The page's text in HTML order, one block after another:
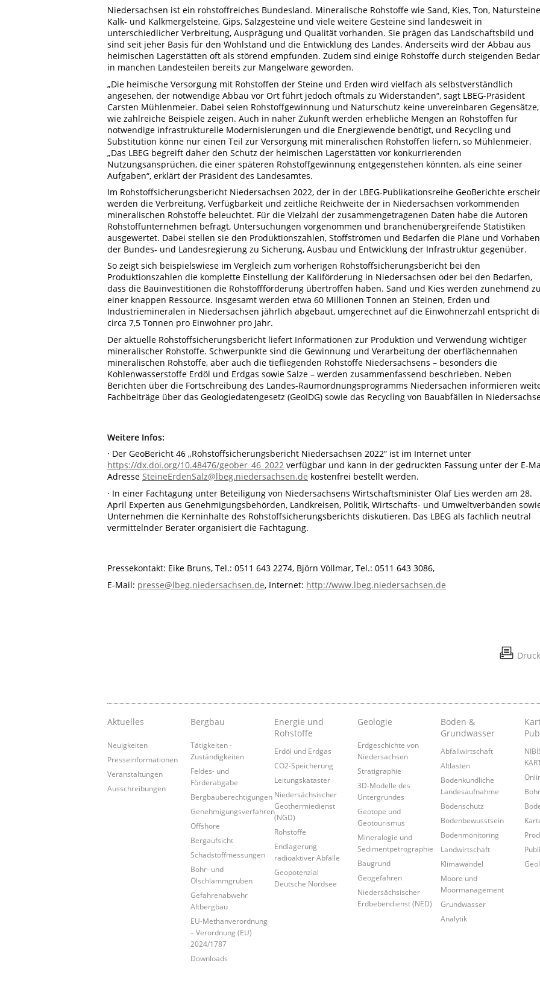
Niedersachsen ist ein rohstoffreiches Bundesland. Mineralische Rohstoffe wie Sand, Kies, Ton,
Kalk- und Kalkmergelsteine, Gips, Salzgesteine und viele weitere Gesteine sind landesweit in
unterschiedlicher Verbreitung, Ausprägung und Qualität vorhanden. Sie prägen das Landschaftsbild und
sind seit jeher Basis für den Wohlstand und die Entwicklung des Landes. Anderseits wird der Abbau aus
heimischen Lagerstätten oft als störend empfunden. Zudem sind einige Rohstoffe durch steigenden
in manchen Landesteilen bereits zur Mangelware geworden.
„Die heimische Versorgung mit Rohstoffen der Steine und Erden wird vielfach als selbstverständlich
angesehen, der notwendige Abbau vor Ort führt jedoch oftmals zu Widerständen“, sagt LBEG-Präsident
Carsten Mühlenmeier. Dabei seien Rohstoffgewinnung und Naturschutz keine unvereinbaren Gegensätze,
wie zahlreiche Beispiele zeigen. Auch in naher Zukunft werden erhebliche Mengen an Rohstoffen für
notwendige infrastrukturelle Modernisierungen und die Energiewende benötigt, und Recycling und
Substitution könne nur einen Teil zur Versorgung mit mineralischen Rohstoffen liefern, so Mühlenmeier.
„Das LBEG begreift daher den Schutz der heimischen Lagerstätten vor konkurrierenden
Nutzungsansprüchen, die einer späteren Rohstoffgewinnung entgegenstehen könnten, als eine seiner
Aufgaben“, erklärt der Präsident des Landesamtes.
Im Rohstoffsicherungsbericht Niedersachsen 2022, der in der LBEG-Publikationsreihe GeoBerichte
werden die Verbreitung, Verfügbarkeit und zeitliche Reichweite der in Niedersachsen vorkommenden
mineralischen Rohstoffe beleuchtet. Für die Vielzahl der zusammengetragenen Daten habe die Autoren
Rohstoffunternehmen befragt, Untersuchungen vorgenommen und branchenübergreifende Statistiken
ausgewertet. Dabei stellen sie den Produktionszahlen, Stoffströmen und Bedarfen die Pläne und Vorhaben
der Bundes- und Landesregierung zu Sicherung, Ausbau und Entwicklung der Infrastruktur gegenüber.
So zeigt sich beispielswiese im Vergleich zum vorherigen Rohstoffsicherungsbericht bei den
Produktionszahlen die komplette Einstellung der Kaliförderung in Niedersachsen oder bei den Bedarfen,
dass die Bauinvestitionen die Rohstoffförderung übertroffen haben. Sand und Kies werden zunehmend
einer knappen Ressource. Insgesamt werden etwa 60 Millionen Tonnen an Steinen, Erden und
Industriemineralen in Niedersachsen jährlich abgebaut, umgerechnet auf die Einwohnerzahl entspricht
circa 7,5 Tonnen pro Einwohner pro Jahr.
Der aktuelle Rohstoffsicherungsbericht liefert Informationen zur Produktion und Verwendung wichtiger
mineralischer Rohstoffe. Schwerpunkte sind die Gewinnung und Verarbeitung der oberflächennahen
mineralischen Rohstoffe, aber auch die tiefliegenden Rohstoffe Niedersachsens – besonders die
Kohlenwasserstoffe Erdöl und Erdgas sowie Salze – werden zusammenfassend beschrieben. Neben
Berichten über die Fortschreibung des Landes-Raumordnungsprogramms Niedersachen informieren
Fachbeiträge über das Geologiedatengesetz (GeoIDG) sowie das Recycling von Bauabfällen in
Weitere Infos:
· Der GeoBericht 46 „Rohstoffsicherungsbericht Niedersachsen 2022“ ist im Internet unter
https://dx.doi.org/10.48476/geober_46_2022 verfügbar und kann in der gedruckten Fassung unter der E-
Adresse SteineErdenSalz@lbeg.niedersachsen.de kostenfrei bestellt werden.
· In einer Fachtagung unter Beteiligung von Niedersachsens Wirtschaftsminister Olaf Lies werden am 28.
April Experten aus Genehmigungsbehörden, Landkreisen, Politik, Wirtschafts- und Umweltverbänden
Unternehmen die Kerninhalte des Rohstoffsicherungsberichts diskutieren. Das LBEG als fachlich neutral
vermittelnder Berater organisiert die Fachtagung.
Pressekontakt: Eike Bruns, Tel.: 0511 643 2274, Björn Völlmar, Tel.: 0511 643 3086,
E-Mail: presse@lbeg.niedersachsen.de, Internet: http://www.lbeg.niedersachsen.de
Aktuelles
Neuigkeiten
Presseinformationen
Veranstaltungen
Ausschreibungen
Bergbau
Tätigkeiten -
Zuständigkeiten
Feldes- und
Förderabgabe
Bergbauberechtigungen
Genehmigungsverfahren
Offshore
Bergaufsicht
Schadstoffmessungen
Bohr- und
Ölschlammgruben
Gefahrenabwehr
Altbergbau
EU-Methanverordnung
– Verordnung (EU)
2024/1787
Downloads
Energie und
Rohstoffe
Erdöl und Erdgas
CO2-Speicherung
Leitungskataster
Niedersächsischer
Geothermiedienst
(NGD)
Rohstoffe
Endlagerung
radioaktiver Abfälle
Geopotenzial
Deutsche Nordsee
Geologie
Erdgeschichte von
Niedersachsen
Stratigraphie
3D-Modelle des
Untergrundes
Geotope und
Geotourismus
Mineralogie und
Sedimentpetrographie
Baugrund
Geogefahren
Niedersächsischer
Erdbebendienst (NED)
Boden &
Grundwasser
Abfallwirtschaft
Altlasten
Bodenkundliche
Landesaufnahme
Bodenschutz
Bodenbewusstsein
Bodenmonitoring
Landwirtschaft
Klimawandel
Moore und
Moormanagement
Grundwasser
Analytik